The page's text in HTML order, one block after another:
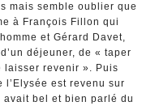
mais semble oublier que
à François Fillon qui
et Gérard Davet,
déjeuner, de « taper
laisser revenir ». Puis
est revenu sur
bel et bien parlé du